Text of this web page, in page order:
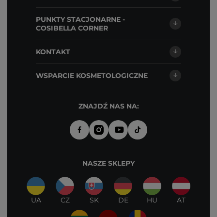
PUNKTY STACJONARNE -
COSIBELLA CORNER
KONTAKT
WSPARCIE KOSMETOLOGICZNE
ZNAJDŹ NAS NA:
NASZE SKLEPY
UA CZ SK DE HU AT